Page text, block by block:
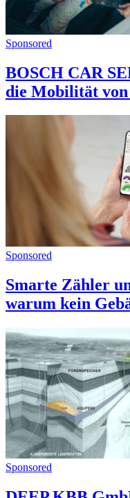
Sponsored
BOSCH CAR
die Mobilität
Sponsored
Smarte Zähler
warum kein
Sponsored